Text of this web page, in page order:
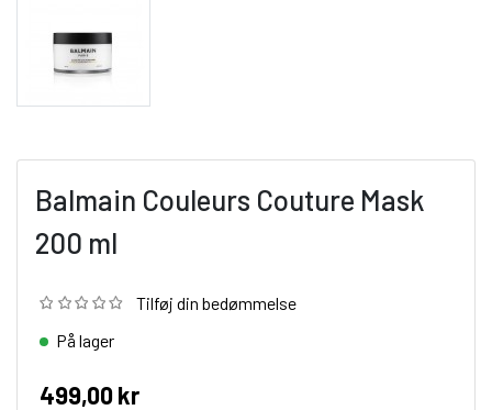
Balmain Couleurs Couture Mask
200 ml
Tilføj din bedømmelse
På lager
499,00 kr